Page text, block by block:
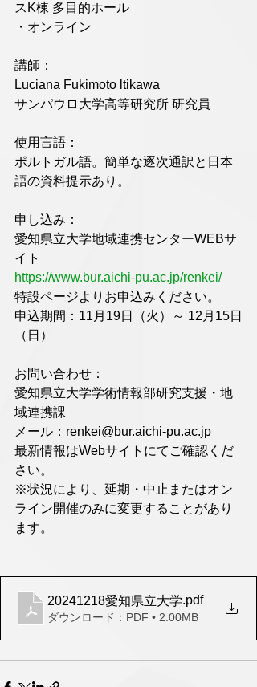
スK棟 多目的ホール
・オンライン
講師：
Luciana Fukimoto ltikawa
サンパウロ大学高等研究所 研究員
使用言語：
ポルトガル語。簡単な逐次通訳と日本
語の資料提示あり。
申し込み：
愛知県立大学地域連携センターWEBサ
イト
https://www.bur.aichi-pu.ac.jp/renkei/
特設ページよりお申込みください。
申込期間：11月19日（火）～ 12月15日
（日）
お問い合わせ：
愛知県立大学学術情報部研究支援・地
域連携課
メール：renkei@bur.aichi-pu.ac.jp
最新情報はWebサイトにてご確認くだ
さい。
※状況により、延期・中止またはオン
ライン開催のみに変更することがあり
ます。
20241218愛知県立大学.pdf
ダウンロード：PDF • 2.00MB